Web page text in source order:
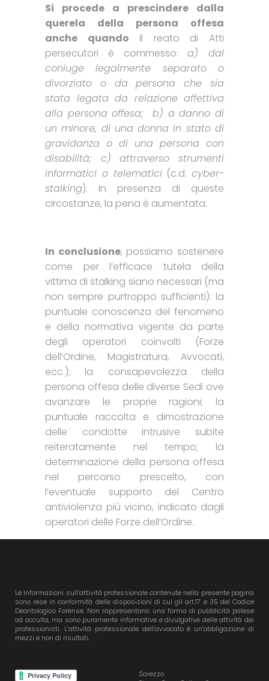
Si procede a prescindere dalla
querela della persona offesa
anche quando il reato di Atti
persecutori è commesso:a) dal
coniuge legalmente separato o
divorziato o da persona che sia
stata legata da relazione affettiva
alla persona offesa; b) a danno di
un minore, di una donna in stato di
gravidanza o di una persona con
disabilità; c) attraverso strumenti
informatici o telematici(c.d. cyber-
stalking). In presenza di queste
circostanze, la pena è aumentata.
In conclusione, possiamo sostenere
come per l’efficace tutela della
vittima di stalking siano necessari (ma
non sempre purtroppo sufficienti): la
puntuale conoscenza del fenomeno
e della normativa vigente da parte
degli operatori coinvolti (Forze
dell’Ordine, Magistratura, Avvocati,
ecc.); la consapevolezza della
persona offesa delle diverse Sedi ove
avanzare le proprie ragioni; la
puntuale raccolta e dimostrazione
delle condotte intrusive subite
reiteratamente nel tempo; la
determinazione della persona offesa
nel percorso prescelto, con
l’eventuale supporto del Centro
antiviolenza più vicino, indicato dagli
operatori delle Forze dell’Ordine.
Le Informazioni sull’attività professionale contenute nella presente pagina
sono rese in conformità delle disposizioni di cui gli art.17 e 35 del Codice
Deontologico Forense. Non rappresentano una forma di pubblicità palese
od occulta, ma sono puramente informative e divulgative delle attività dei
professionisti. L’attività professionale dell’avvocato è un’obbligazione di
mezzi e non di risultati.
Sarezzo